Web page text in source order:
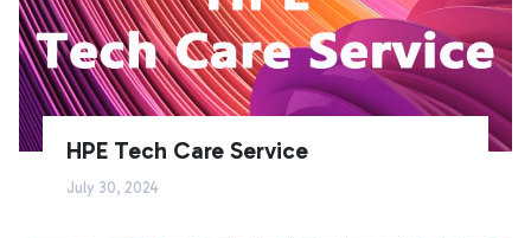
HPE Tech Care Service
July 30, 2024